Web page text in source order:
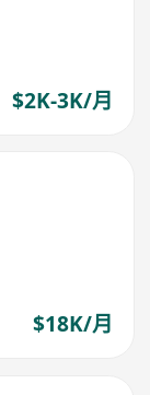
$2K-3K/月
$18K/月